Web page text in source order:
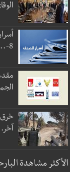
8-...
خرق
الأكثر مشاهدة